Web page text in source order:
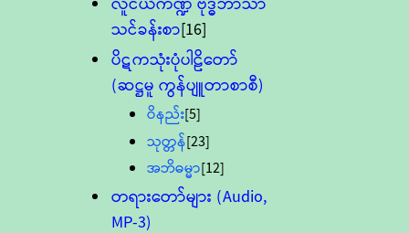
သင်ခန်းစာ[16]
ပိဋကသုံးပုံပါဠိတော်
(ဆဋ္ဌမူ ကွန်ပျူတာစာစီ)
ဝိနည်း[5]
သုတ္တန်[23]
အဘိဓမ္မာ[12]
တရားတော်များ (Audio,
MP-3)